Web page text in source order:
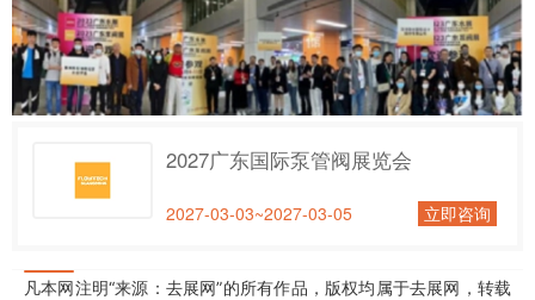
2027广东国际泵管阀展览会
2027-03-03~2027-03-05 立即咨询
凡本网注明“来源：去展网”的所有作品，版权均属于去展网，转载